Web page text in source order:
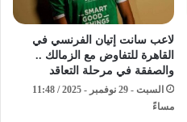
لاعب سانت إتيان الفرنسي في
القاهرة للتفاوض مع الزمالك ..
والصفقة في مرحلة التعاقد
السبت - 29 نوفمبر - 2025 / 11:48
مساءً